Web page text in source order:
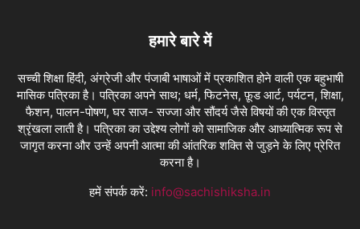
हमारे बारे में
सच्ची शिक्षा हिंदी, अंग्रेजी और पंजाबी भाषाओं में प्रकाशित होने वाली एक बहुभाषी
मासिक पत्रिका है। पत्रिका अपने साथ; धर्म, फिटनेस, फ़ूड आर्ट, पर्यटन, शिक्षा,
फैशन, पालन-पोषण, घर साज- सज्जा और सौंदर्य जैसे विषयों की एक विस्तृत
श्रृंखला लाती है। पत्रिका का उद्देश्य लोगों को सामाजिक और आध्यात्मिक रूप से
जागृत करना और उन्हें अपनी आत्मा की आंतरिक शक्ति से जुड़ने के लिए प्रेरित
करना है।
हमें संपर्क करें: info@sachishiksha.in